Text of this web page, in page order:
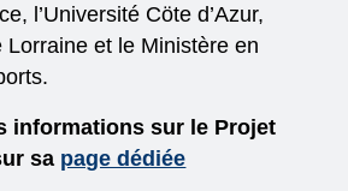
l’Université Cöte d’Azur,
Lorraine et le Ministère en
informations sur le Projet
sa page dédiée